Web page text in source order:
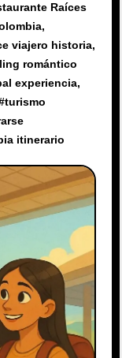
Raíces
,
viajero historia,
romántico
experiencia,
turismo
itinerario